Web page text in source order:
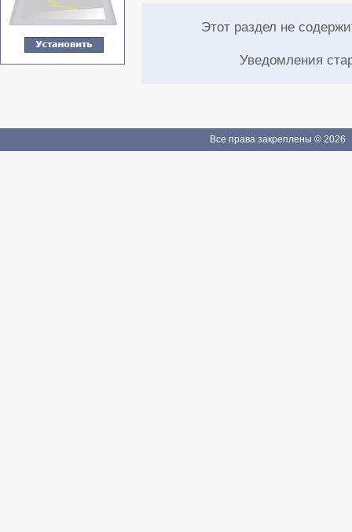
Этот раздел не
Уведомления
Все права закреплены © 2026